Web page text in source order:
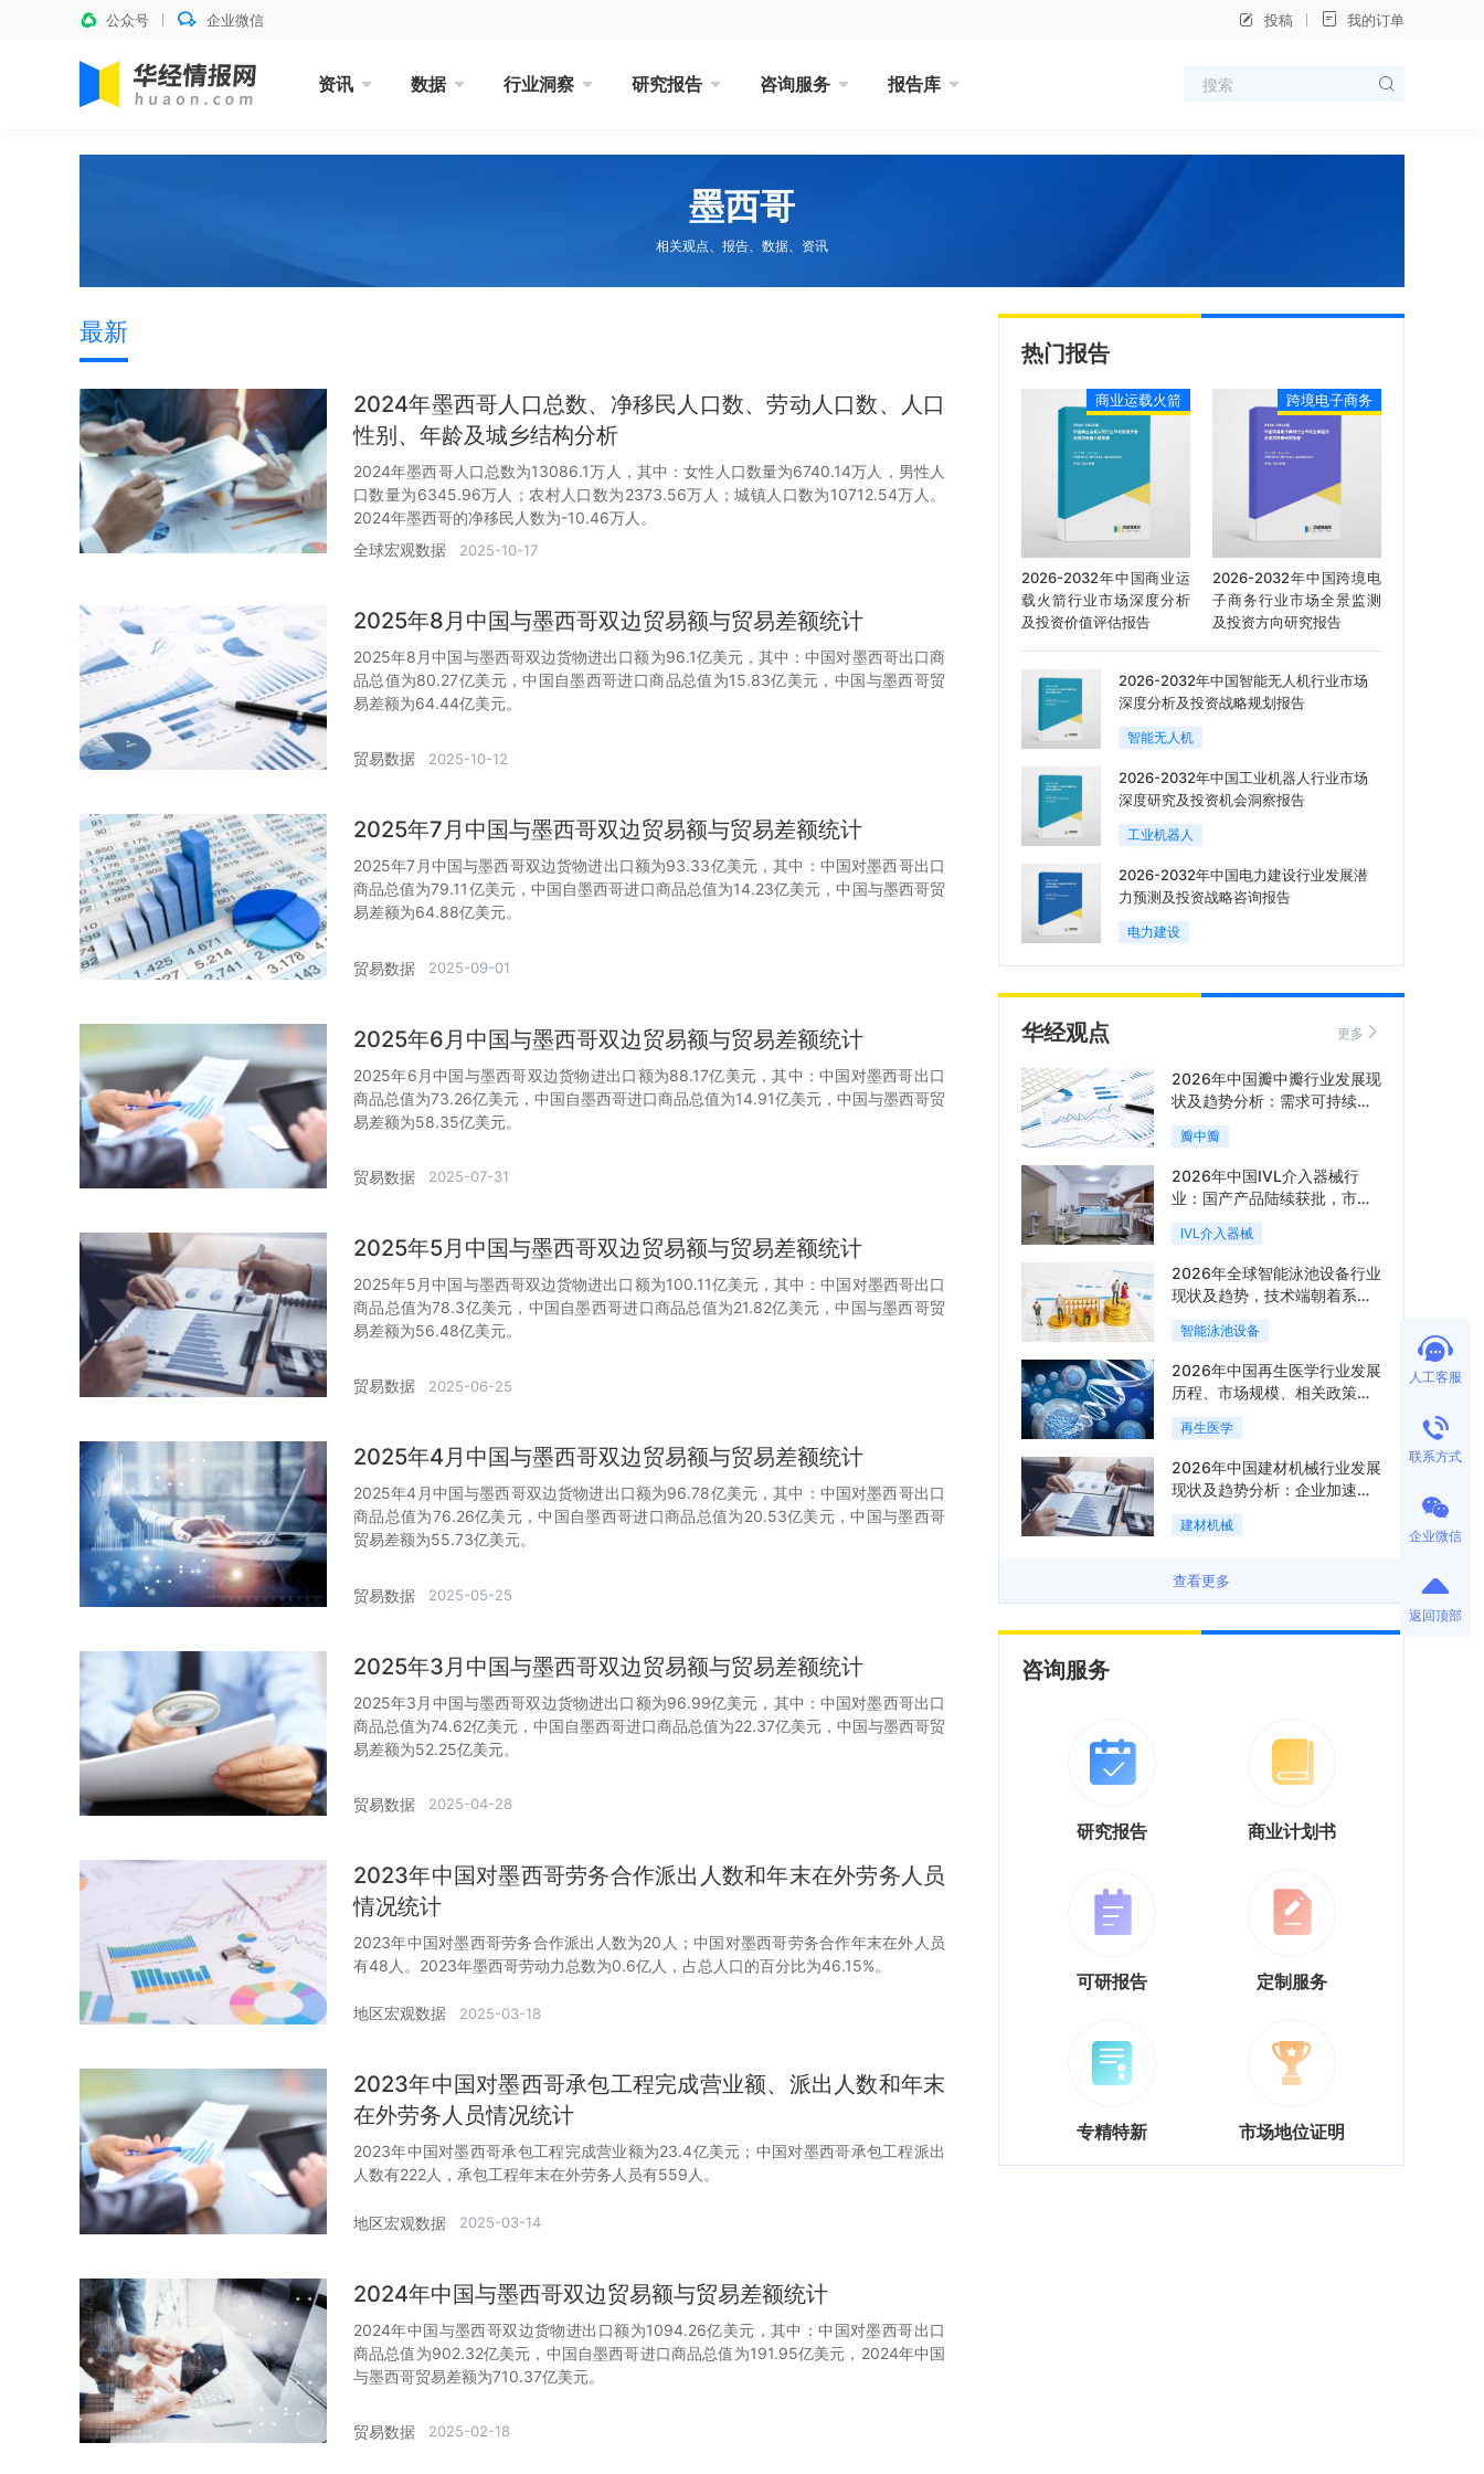
公众号 企业微信 投稿 我的订单
资讯 数据 行业洞察 研究报告 咨询服务 报告库
墨西哥
相关观点、报告、数据、资讯
最新
2024年墨西哥人口总数、净移民人口数、劳动人口数、人口
性别、年龄及城乡结构分析
2024年墨西哥人口总数为13086.1万人，其中：女性人口数量为6740.14万人，男性人
口数量为6345.96万人；农村人口数为2373.56万人；城镇人口数为10712.54万人。
2024年墨西哥的净移民人数为-10.46万人。
全球宏观数据
2025-10-17
2025年8月中国与墨西哥双边贸易额与贸易差额统计
2025年8月中国与墨西哥双边货物进出口额为96.1亿美元，其中：中国对墨西哥出口商
品总值为80.27亿美元，中国自墨西哥进口商品总值为15.83亿美元，中国与墨西哥贸
易差额为64.44亿美元。
贸易数据 2025-10-12
2025年7月中国与墨西哥双边贸易额与贸易差额统计
2025年7月中国与墨西哥双边货物进出口额为93.33亿美元，其中：中国对墨西哥出口
商品总值为79.11亿美元，中国自墨西哥进口商品总值为14.23亿美元，中国与墨西哥贸
易差额为64.88亿美元。
贸易数据 2025-09-01
2025年6月中国与墨西哥双边贸易额与贸易差额统计
2025年6月中国与墨西哥双边货物进出口额为88.17亿美元，其中：中国对墨西哥出口
商品总值为73.26亿美元，中国自墨西哥进口商品总值为14.91亿美元，中国与墨西哥贸
易差额为58.35亿美元。
贸易数据 2025-07-31
2025年5月中国与墨西哥双边贸易额与贸易差额统计
2025年5月中国与墨西哥双边货物进出口额为100.11亿美元，其中：中国对墨西哥出口
商品总值为78.3亿美元，中国自墨西哥进口商品总值为21.82亿美元，中国与墨西哥贸
易差额为56.48亿美元。
贸易数据 2025-06-25
2025年4月中国与墨西哥双边贸易额与贸易差额统计
2025年4月中国与墨西哥双边货物进出口额为96.78亿美元，其中：中国对墨西哥出口
商品总值为76.26亿美元，中国自墨西哥进口商品总值为20.53亿美元，中国与墨西哥
贸易差额为55.73亿美元。
贸易数据 2025-05-25
2025年3月中国与墨西哥双边贸易额与贸易差额统计
2025年3月中国与墨西哥双边货物进出口额为96.99亿美元，其中：中国对墨西哥出口
商品总值为74.62亿美元，中国自墨西哥进口商品总值为22.37亿美元，中国与墨西哥贸
易差额为52.25亿美元。
贸易数据 2025-04-28
2023年中国对墨西哥劳务合作派出人数和年末在外劳务人员
情况统计
2023年中国对墨西哥劳务合作派出人数为20人；中国对墨西哥劳务合作年末在外人员
有48人。2023年墨西哥劳动力总数为0.6亿人，占总人口的百分比为46.15%。
地区宏观数据 2025-03-18
2023年中国对墨西哥承包工程完成营业额、派出人数和年末
在外劳务人员情况统计
2023年中国对墨西哥承包工程完成营业额为23.4亿美元；中国对墨西哥承包工程派出
人数有222人，承包工程年末在外劳务人员有559人。
地区宏观数据 2025-03-14
2024年中国与墨西哥双边贸易额与贸易差额统计
2024年中国与墨西哥双边货物进出口额为1094.26亿美元，其中：中国对墨西哥出口
商品总值为902.32亿美元，中国自墨西哥进口商品总值为191.95亿美元，2024年中国
与墨西哥贸易差额为710.37亿美元。
贸易数据 2025-02-18
热门报告
商业运载火箭
2026-2032年中国商业运
载火箭行业市场深度分析
及投资价值评估报告
跨境电子商务
2026-2032年中国跨境电
子商务行业市场全景监测
及投资方向研究报告
2026-2032年中国智能无人机行业市场
深度分析及投资战略规划报告
智能无人机
2026-2032年中国工业机器人行业市场
深度研究及投资机会洞察报告
工业机器人
2026-2032年中国电力建设行业发展潜
力预测及投资战略咨询报告
电力建设
华经观点 更多
2026年中国瓣中瓣行业发展现
状及趋势分析：需求可持续释
放，市场发展前景良好「图」
瓣中瓣
2026年中国IVL介入器械行
业：国产产品陆续获批，市场
将进入持续高增长阶段「图」
IVL介入器械
2026年全球智能泳池设备行业
现状及趋势，技术端朝着系统
集成、绿色节能方向迭代
「图」
智能泳池设备
2026年中国再生医学行业发展
历程、市场规模、相关政策、
产业链、竞争格局及发展潜力
分析「图」
再生医学
2026年中国建材机械行业发展
现状及趋势分析：企业加速向
“装备+系统+服务”综合服务商
转型「图」
建材机械
查看更多
咨询服务
研究报告 商业计划书
可研报告 定制服务
专精特新 市场地位证明
人工客服
联系方式
企业微信
返回顶部